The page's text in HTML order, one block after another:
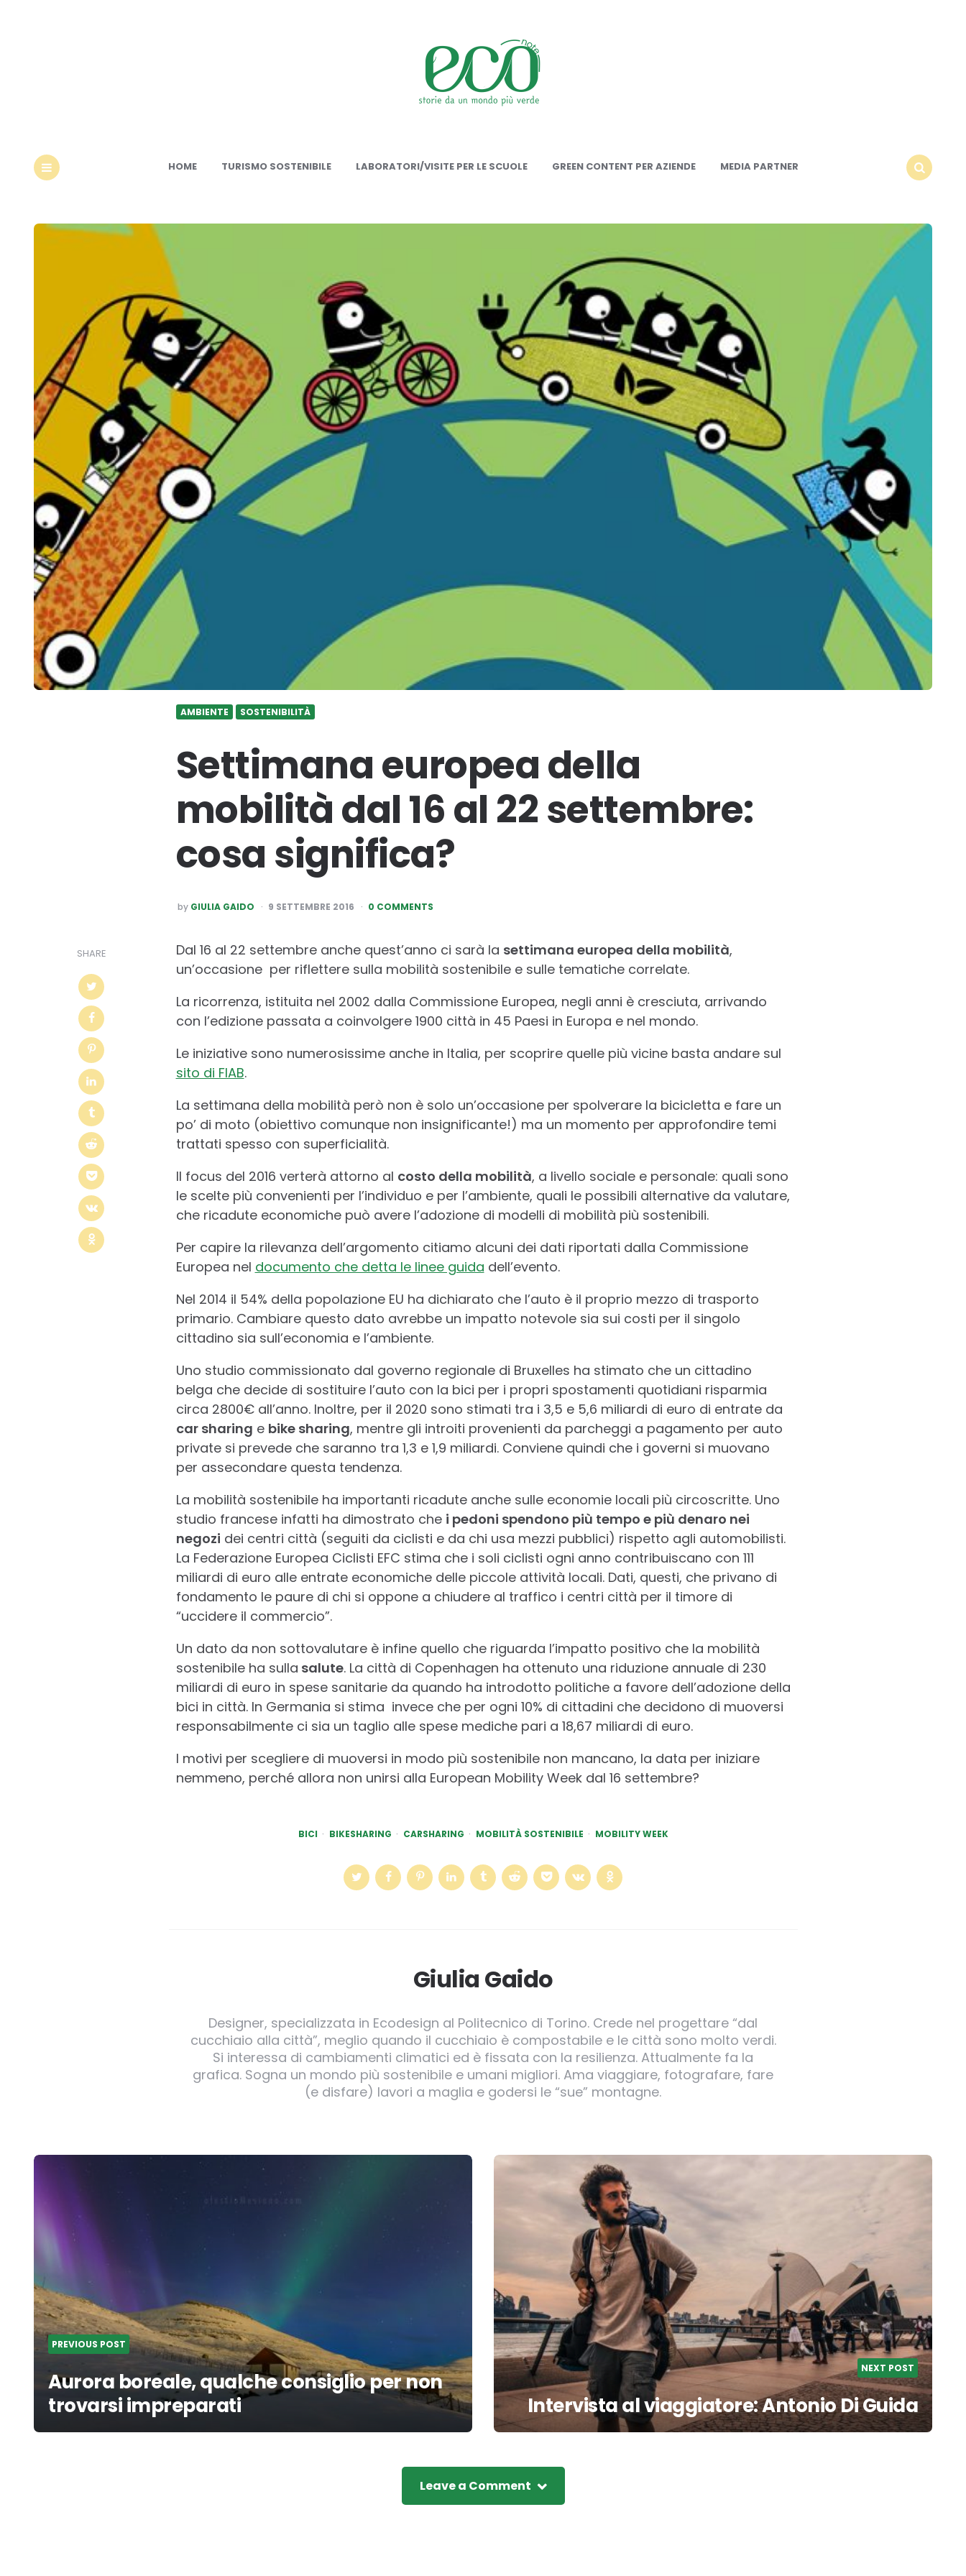
HOME TURISMO SOSTENIBILE LABORATORI/VISITE PER LE SCUOLE GREEN CONTENT PER AZIENDE
MEDIA PARTNER
AMBIENTE SOSTENIBILITÀ
Settimana europea della
mobilità dal 16 al 22 settembre:
cosa significa?
POSTED
BY
by GIULIA GAIDO 9 SETTEMBRE 2016 0 COMMENTS
SHARE Dal 16 al 22 settembre anche quest’anno ci sarà la settimana europea della mobilità,
un’occasione per riflettere sulla mobilità sostenibile e sulle tematiche correlate.
La ricorrenza, istituita nel 2002 dalla Commissione Europea, negli anni è cresciuta, arrivando
con l’edizione passata a coinvolgere 1900 città in 45 Paesi in Europa e nel mondo.
Le iniziative sono numerosissime anche in Italia, per scoprire quelle più vicine basta andare sul
sito di FIAB.
La settimana della mobilità però non è solo un’occasione per spolverare la bicicletta e fare un
po’ di moto (obiettivo comunque non insignificante!) ma un momento per approfondire temi
trattati spesso con superficialità.
Il focus del 2016 verterà attorno al costo della mobilità, a livello sociale e personale: quali sono
le scelte più convenienti per l’individuo e per l’ambiente, quali le possibili alternative da valutare,
che ricadute economiche può avere l’adozione di modelli di mobilità più sostenibili.
Per capire la rilevanza dell’argomento citiamo alcuni dei dati riportati dalla Commissione
Europea nel documento che detta le linee guida dell’evento.
Nel 2014 il 54% della popolazione EU ha dichiarato che l’auto è il proprio mezzo di trasporto
primario. Cambiare questo dato avrebbe un impatto notevole sia sui costi per il singolo
cittadino sia sull’economia e l’ambiente.
Uno studio commissionato dal governo regionale di Bruxelles ha stimato che un cittadino
belga che decide di sostituire l’auto con la bici per i propri spostamenti quotidiani risparmia
circa 2800€ all’anno. Inoltre, per il 2020 sono stimati tra i 3,5 e 5,6 miliardi di euro di entrate da
car sharing e bike sharing, mentre gli introiti provenienti da parcheggi a pagamento per auto
private si prevede che saranno tra 1,3 e 1,9 miliardi. Conviene quindi che i governi si muovano
per assecondare questa tendenza.
La mobilità sostenibile ha importanti ricadute anche sulle economie locali più circoscritte. Uno
studio francese infatti ha dimostrato che i pedoni spendono più tempo e più denaro nei
negozi dei centri città (seguiti da ciclisti e da chi usa mezzi pubblici) rispetto agli automobilisti.
La Federazione Europea Ciclisti EFC stima che i soli ciclisti ogni anno contribuiscano con 111
miliardi di euro alle entrate economiche delle piccole attività locali. Dati, questi, che privano di
fondamento le paure di chi si oppone a chiudere al traffico i centri città per il timore di
“uccidere il commercio”.
Un dato da non sottovalutare è infine quello che riguarda l’impatto positivo che la mobilità
sostenibile ha sulla salute. La città di Copenhagen ha ottenuto una riduzione annuale di 230
miliardi di euro in spese sanitarie da quando ha introdotto politiche a favore dell’adozione della
bici in città. In Germania si stima invece che per ogni 10% di cittadini che decidono di muoversi
responsabilmente ci sia un taglio alle spese mediche pari a 18,67 miliardi di euro.
I motivi per scegliere di muoversi in modo più sostenibile non mancano, la data per iniziare
nemmeno, perché allora non unirsi alla European Mobility Week dal 16 settembre?
BICI BIKESHARING CARSHARING MOBILITÀ SOSTENIBILE MOBILITY WEEK
Giulia Gaido
Designer, specializzata in Ecodesign al Politecnico di Torino. Crede nel progettare “dal
cucchiaio alla città”, meglio quando il cucchiaio è compostabile e le città sono molto verdi.
Si interessa di cambiamenti climatici ed è fissata con la resilienza. Attualmente fa la
grafica. Sogna un mondo più sostenibile e umani migliori. Ama viaggiare, fotografare, fare
(e disfare) lavori a maglia e godersi le “sue” montagne.
Post
navigation
PREVIOUS POST
Aurora boreale, qualche consiglio per non
trovarsi impreparati
NEXT POST
Intervista al viaggiatore: Antonio Di Guida
Leave a Comment